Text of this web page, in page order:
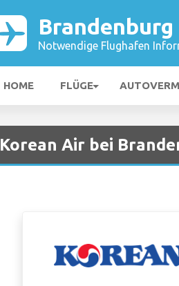
Notwendige Flughafen
HOME FLÜGE
Korean Air bei